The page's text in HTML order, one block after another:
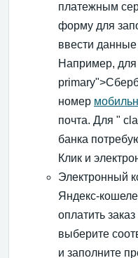
платежным
форму для
ввести
Например, для
номер
почта. Для "
банка
Клик и
Электронный
Яндекс-
оплатить
выберите
и заполните